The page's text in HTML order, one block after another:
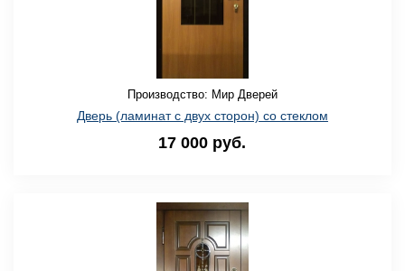
Доставка двери БЕСПЛАТНО!
Производство: Мир Дверей
Дверь (ламинат с двух сторон) со стеклом
17 000 руб.